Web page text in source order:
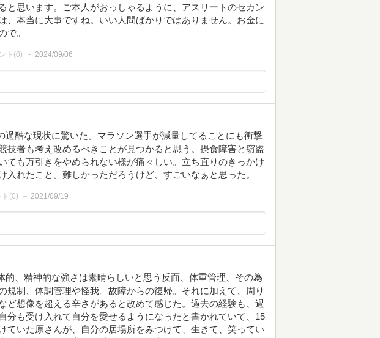
と思います。ご本人がおっしゃるように、アスリートのセカン
、本当に大事ですね。いい人間ばかりではありません。お金に
で。
ト(0) 2024/09/06
過酷な現状に驚いた。マラソン選手が減量してることにも衝撃
技者も考え改めるべきことが見つかると思う。摂食障害と窃盗
ても万引きをやめられない様が痛々しい。立ち直りのきっかけ
入れたこと。難しかっただろうけど、すごいなぁと思った。
ト(0) 2021/09/19
的、精神的な強さは素晴らしいと思う反面、体重管理、その為
規制、体調管理や怪我。故障からの復帰。それに加えて、周り
ど想像を超える辛さがあると改めて感じた。過去の経験も、過
分も受け入れて自分を愛せるようになったと書かれていて、15
ていた原さんが、自分の居場所をみつけて、生きて、笑ってい